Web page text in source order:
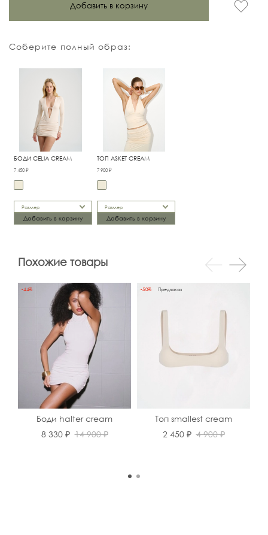
Добавить в корзину
Соберите полный образ:
БОДИ CELIA CREAM
7 450 ₽
Размер
Добавить в корзину
ТОП ASKET CREAM
7 900 ₽
Размер
Добавить в корзину
Похожие товары
-44%
Боди halter cream
8 330 ₽ 14 900 ₽
-50% Предзаказ
Топ smallest cream
2 450 ₽ 4 900 ₽